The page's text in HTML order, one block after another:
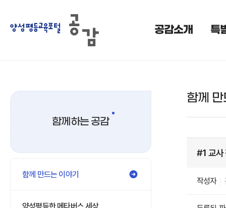
공감소개 특
함께하는 공감
함께 만드는 이야기
양성평등한 메타버스 세상
함께 만
#1 교사
작성자